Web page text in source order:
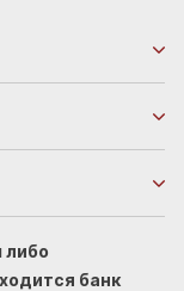
либо
банк